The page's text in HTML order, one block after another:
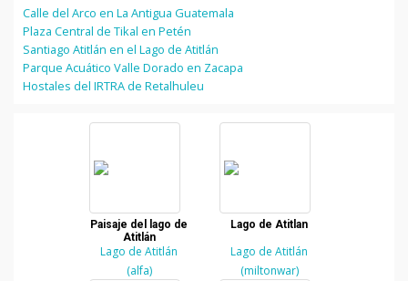
Calle del Arco en La Antigua Guatemala
Plaza Central de Tikal en Petén
Santiago Atitlán en el Lago de Atitlán
Parque Acuático Valle Dorado en Zacapa
Hostales del IRTRA de Retalhuleu
Paisaje del lago de
Atitlán
Lago de Atitlán
(alfa)
Lago de Atitlan
Lago de Atitlán
(miltonwar)